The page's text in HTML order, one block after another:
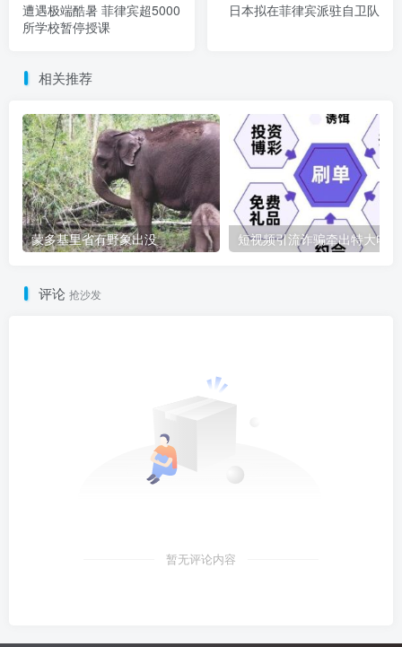
遭遇极端酷暑 菲律宾超5000
所学校暂停授课
日本拟在菲律宾派驻自卫队
相关推荐
蒙多基里省有野象出没
评论 抢沙发
暂无评论内容